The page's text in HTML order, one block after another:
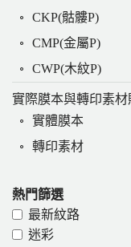
CKP(骷髏P)
CMP(金屬P)
CWP(木紋P)
實際膜本與轉印素材
實體膜本
轉印素材
熱門篩選
最新紋路
迷彩